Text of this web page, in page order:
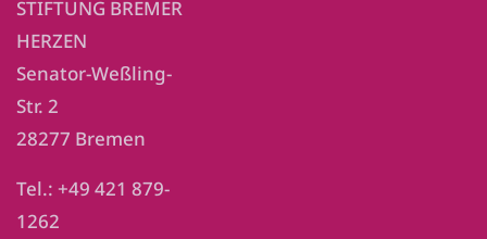
STIFTUNG BREMER
HERZEN
Senator-Weßling-
Str. 2
28277 Bremen
Tel.: +49 421 879-
1262